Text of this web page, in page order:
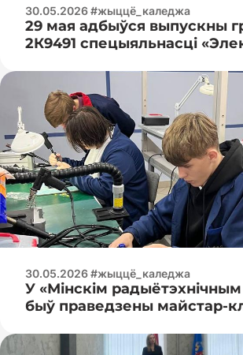
30.05.2026 #жыццё_каледжа
29 мая адбыўся выпускны
2К9491 спецыяльнасці
30.05.2026 #жыццё_каледжа
У «Мінскім
быў праведзены майстар-